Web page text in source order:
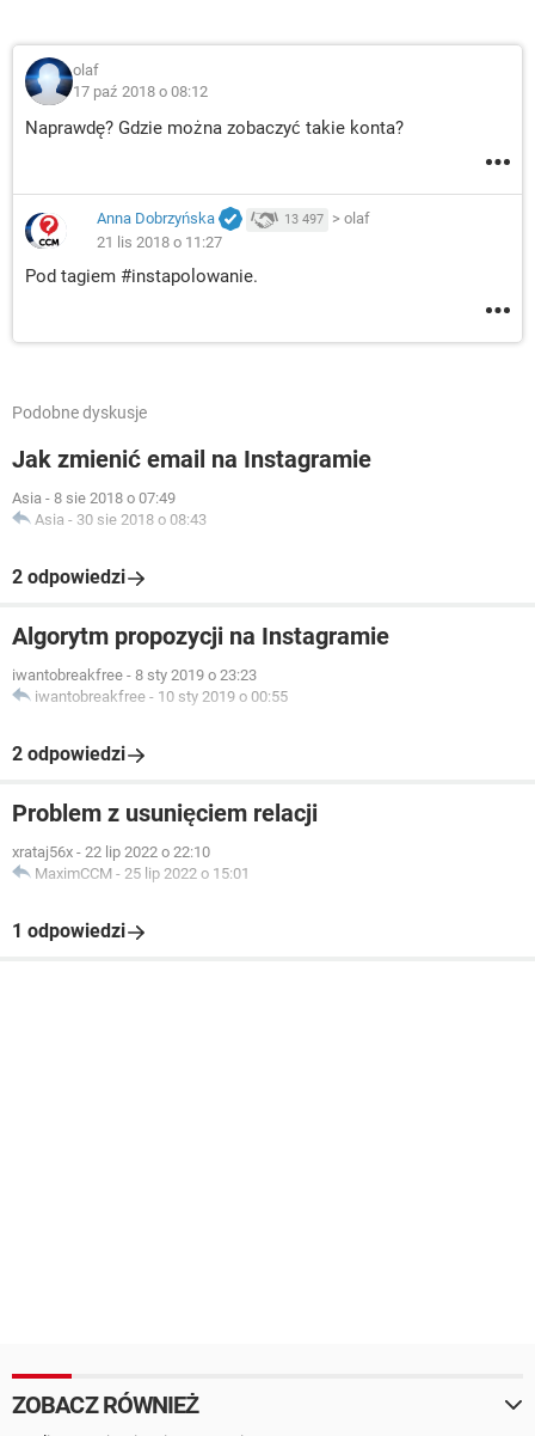
olaf
17 paź 2018 o 08:12
Naprawdę? Gdzie można zobaczyć takie konta?
Anna Dobrzyńska 13 497 > olaf
21 lis 2018 o 11:27
Pod tagiem #instapolowanie.
Podobne dyskusje
Jak zmienić email na Instagramie
Asia - 8 sie 2018 o 07:49
Asia - 30 sie 2018 o 08:43
2 odpowiedzi
Algorytm propozycji na Instagramie
iwantobreakfree - 8 sty 2019 o 23:23
iwantobreakfree - 10 sty 2019 o 00:55
2 odpowiedzi
Problem z usunięciem relacji
xrataj56x - 22 lip 2022 o 22:10
MaximCCM - 25 lip 2022 o 15:01
1 odpowiedzi
ZOBACZ RÓWNIEŻ